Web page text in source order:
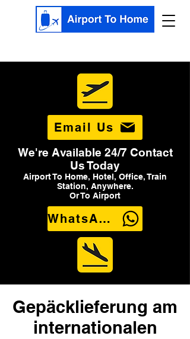
Email Us
We're Available 24/7 Contact
Us Today
Airport To Home, Hotel, Office, Train
Station, Anywhere.
Or To Airport
WhatsApp Us
Gepäcklieferung am
internationalen